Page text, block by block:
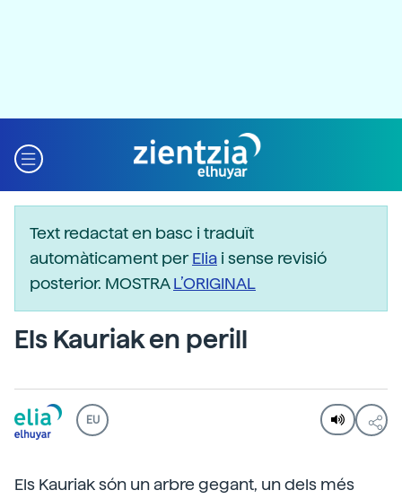
Text redactat en basc i traduït
automàticament perElia i sense revisió
posterior. MOSTRAL’ORIGINAL
Els Kauriak en perill
EU
Els Kauriak són un arbre gegant, un dels més